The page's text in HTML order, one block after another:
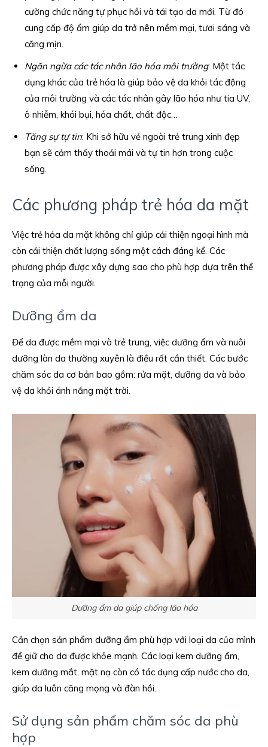
cường chức năng tự phục hồi và tái tạo da mới. Từ đó
cung cấp độ ẩm giúp da trở nên mềm mại, tươi sáng và
căng mịn.
Ngăn ngừa các tác nhân lão hóa môi trường: Một tác
dụng khác của trẻ hóa là giúp bảo vệ da khỏi tác động
của môi trường và các tác nhân gây lão hóa như tia UV,
ô nhiễm, khói bụi, hóa chất, chất độc…
Tăng sự tự tin: Khi sở hữu vẻ ngoài trẻ trung xinh đẹp
bạn sẽ cảm thấy thoải mái và tự tin hơn trong cuộc
sống.
Các phương pháp trẻ hóa da mặt
Việc trẻ hóa da mặt không chỉ giúp cải thiện ngoại hình mà
còn cải thiện chất lượng sống một cách đáng kể. Các
phương pháp được xây dựng sao cho phù hợp dựa trên thể
trạng của mỗi người.
Dưỡng ẩm da
Để da được mềm mại và trẻ trung, việc dưỡng ẩm và nuôi
dưỡng làn da thường xuyên là điều rất cần thiết. Các bước
chăm sóc da cơ bản bao gồm: rửa mặt, dưỡng da và bảo
vệ da khỏi ánh nắng mặt trời.
Dưỡng ẩm da giúp chống lão hóa
Cần chọn sản phẩm dưỡng ẩm phù hợp với loại da của mình
để giữ cho da được khỏe mạnh. Các loại kem dưỡng ẩm,
kem dưỡng mắt, mặt nạ còn có tác dụng cấp nước cho da,
giúp da luôn căng mọng và đàn hồi.
Sử dụng sản phẩm chăm sóc da phù
hợp